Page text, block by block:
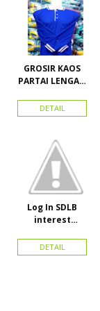
GROSIR KAOS
PARTAI LENGAN
MURAH
LACOSTE SEMUA
STOK
DETAIL
Log In SDLB
interest
DETAIL